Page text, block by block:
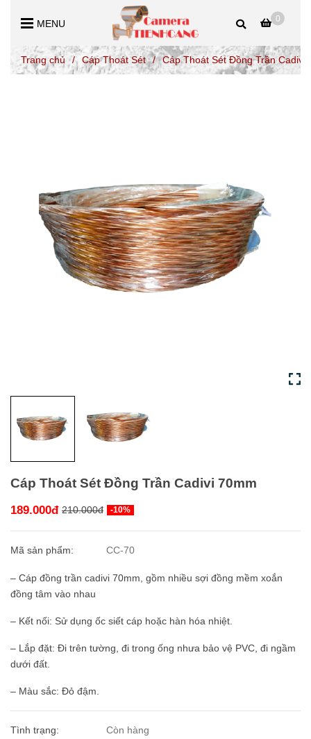
0
MENU
Trang chủ / Cáp Thoát Sét / Cáp Thoát Sét Đồng Trần Cadivi
Cáp Thoát Sét Đồng Trần Cadivi 70mm
189.000đ 210.000đ -10%
Mã sản phẩm: CC-70
– Cáp đồng trần cadivi 70mm, gồm nhiều sợi đồng mềm xoắn
đồng tâm vào nhau
– Kết nối: Sử dụng ốc siết cáp hoặc hàn hóa nhiệt.
– Lắp đặt: Đi trên tường, đi trong ống nhưa bảo vệ PVC, đi ngầm
dưới đất.
– Màu sắc: Đỏ đậm.
Tình trạng: Còn hàng